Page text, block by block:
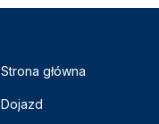
Strona główna
Dojazd